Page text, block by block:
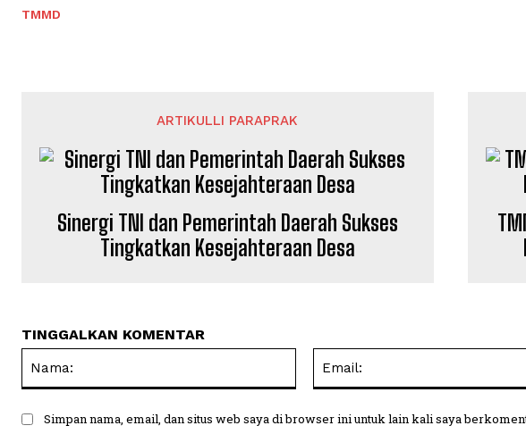
TMMD
ARTIKULLI PARAPRAK
Sinergi TNI dan Pemerintah Daerah Sukses
Tingkatkan Kesejahteraan Desa
TINGGALKAN KOMENTAR
Simpan nama, email, dan situs web saya di browser ini untuk lain kali saya